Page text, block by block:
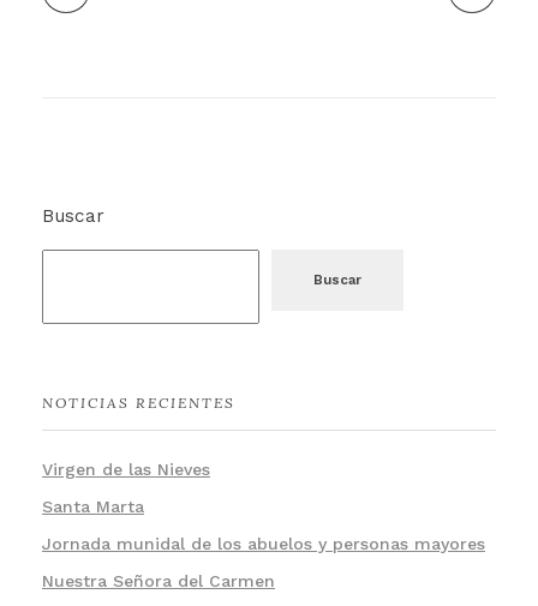
Buscar
Buscar
NOTICIAS RECIENTES
Virgen de las Nieves
Santa Marta
Jornada munidal de los abuelos y personas mayores
Nuestra Señora del Carmen